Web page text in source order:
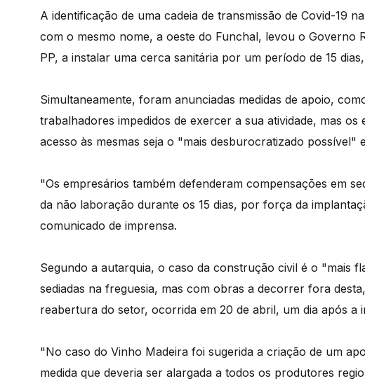
A identificação de uma cadeia de transmissão de Covid-19
com o mesmo nome, a oeste do Funchal, levou o Governo
PP, a instalar uma cerca sanitária por um período de 15
Simultaneamente, foram anunciadas medidas de apoio,
trabalhadores impedidos de exercer a sua atividade, mas os
acesso às mesmas seja o "mais desburocratizado possível"
"Os empresários também defenderam compensações em
da não laboração durante os 15 dias, por força da
comunicado de imprensa.
Segundo a autarquia, o caso da construção civil é o "mais
sediadas na freguesia, mas com obras a decorrer fora
reabertura do setor, ocorrida em 20 de abril, um dia após a
"No caso do Vinho Madeira foi sugerida a criação de um
medida que deveria ser alargada a todos os produtores